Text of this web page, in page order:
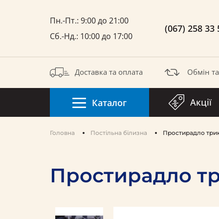
Пн.-Пт.: 9:00 до 21:00
Сб.-Нд.: 10:00 до 17:00
(067) 258 33
Доставка та оплата Обмін
Каталог Акції
Головна Постільна білизна Простирадло
Простирадло